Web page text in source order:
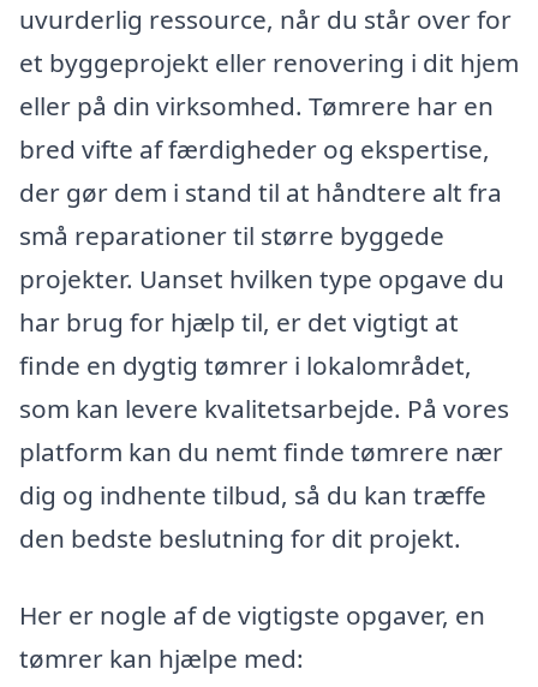
uvurderlig ressource, når du står over for
et byggeprojekt eller renovering i dit hjem
eller på din virksomhed. Tømrere har en
bred vifte af færdigheder og ekspertise,
der gør dem i stand til at håndtere alt fra
små reparationer til større byggede
projekter. Uanset hvilken type opgave du
har brug for hjælp til, er det vigtigt at
finde en dygtig tømrer i lokalområdet,
som kan levere kvalitetsarbejde. På vores
platform kan du nemt finde tømrere nær
dig og indhente tilbud, så du kan træffe
den bedste beslutning for dit projekt.
Her er nogle af de vigtigste opgaver, en
tømrer kan hjælpe med: